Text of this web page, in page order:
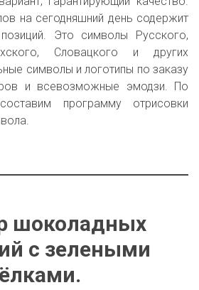
на сегодняшний день содержит
Это символы Русского,
Словацкого и других
символы и логотипы по заказу
и всевозможные эмодзи. По
программу отрисовки
шоколадных
с зелеными
ёлками.